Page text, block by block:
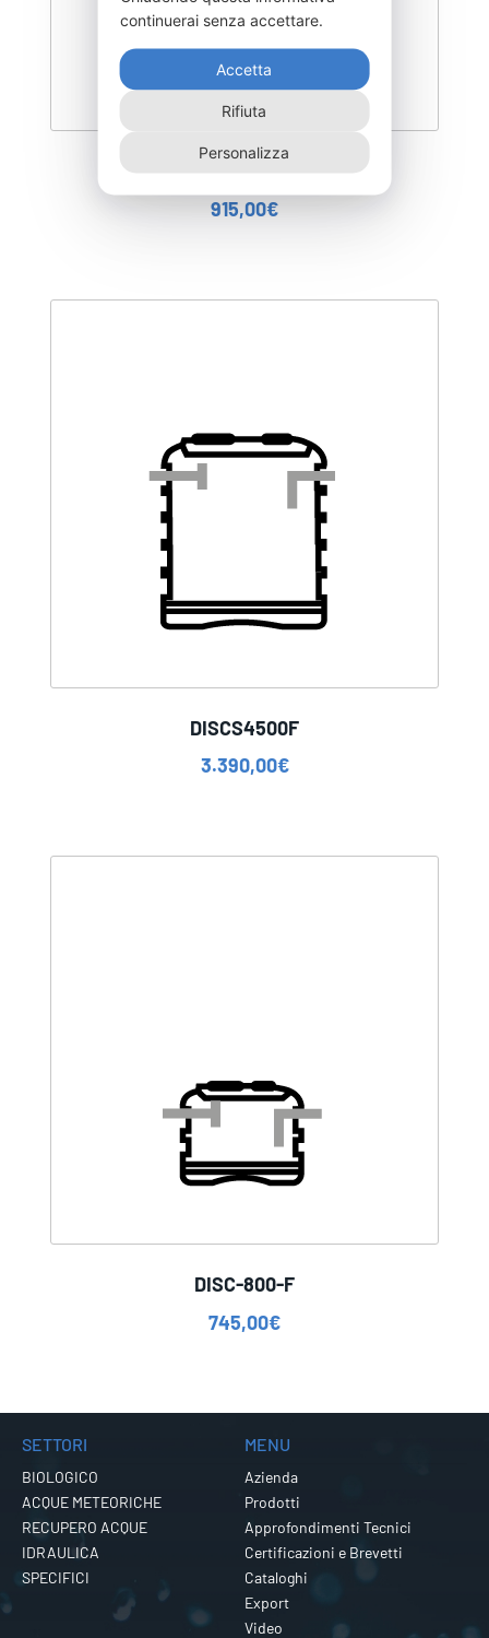
DISC-1200F
915,00€
DISCS4500F
3.390,00€
DISC-800-F
745,00€
SETTORI
BIOLOGICO
ACQUE METEORICHE
RECUPERO ACQUE
IDRAULICA
SPECIFICI
MENU
Azienda
Prodotti
Approfondimenti Tecnici
Certificazioni e Brevetti
Cataloghi
Export
Video
continuerai senza accettare.
Accetta
Rifiuta
Personalizza